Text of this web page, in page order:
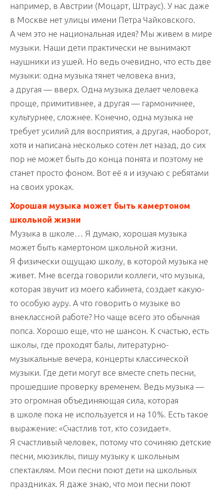
например, в Австрии (Моцарт, Штраус). У нас даже
в Москве нет улицы имени Петра Чайковского.
А чем это не национальная идея? Мы живем в мире
музыки. Наши дети практически не вынимают
наушники из ушей. Но ведь очевидно, что есть две
музыки: одна музыка тянет человека вниз,
а другая — вверх. Одна музыка делает человека
проще, примитивнее, а другая — гармоничнее,
культурнее, сложнее. Конечно, одна музыка не
требует усилий для восприятия, а другая, наоборот,
хотя и написана несколько сотен лет назад, до сих
пор не может быть до конца понята и поэтому не
станет просто фоном. Вот её я и изучаю с ребятами
на своих уроках.
Хорошая музыка может быть камертоном
школьной жизни
Музыка в школе… Я думаю, хорошая музыка
может быть камертоном школьной жизни.
Я физически ощущаю школу, в которой музыка не
живет. Мне всегда говорили коллеги, что музыка,
которая звучит из моего кабинета, создает какую-
то особую ауру. А что говорить о музыке во
внеклассной работе? Но чаще всего это обычная
попса. Хорошо еще, что не шансон. К счастью, есть
школы, где проходят балы, литературно-
музыкальные вечера, концерты классической
музыки. Где дети могут все вместе спеть песни,
прошедшие проверку временем. Ведь музыка —
это огромная объединяющая сила, которая
в школе пока не используется и на 10%. Есть такое
выражение: «Счастлив тот, кто созидает».
Я счастливый человек, потому что сочиняю детские
песни, мюзиклы, пишу музыку к школьным
спектаклям. Мои песни поют дети на школьных
праздниках. Я даже знаю, что мои песни поют